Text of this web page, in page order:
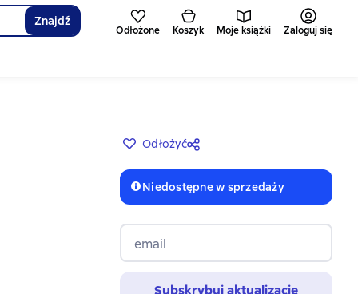
Znajdź
Odłożone Koszyk Moje książki Zaloguj się
Odłożyć
Niedostępne w sprzedaży
email
Subskrybuj aktualizacje